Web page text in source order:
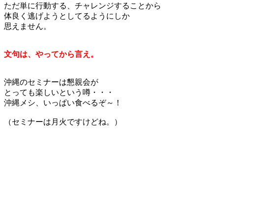
ただ単に行動する、チャレンジすることから
体良く逃げようとしてるようにしか
思えません。
文句は、やってから言え。
沖縄のセミナーは懇親会が
とっても楽しいという噂・・・
沖縄メシ、いっぱい食べるぞ～！
（セミナーは月火ですけどね。）